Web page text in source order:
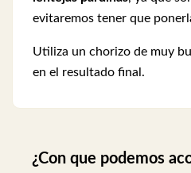
evitaremos tener que
Utiliza un chorizo de muy
en el resultado final.
¿Con que podemos